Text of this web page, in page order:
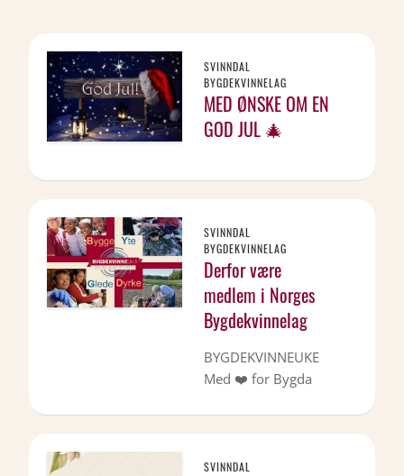
SVINNDAL
BYGDEKVINNELAG
MED ØNSKE OM EN
GOD JUL 🎄
SVINNDAL
BYGDEKVINNELAG
Derfor være
medlem i Norges
Bygdekvinnelag
BYGDEKVINNEUKE
Med ❤️ for Bygda
SVINNDAL